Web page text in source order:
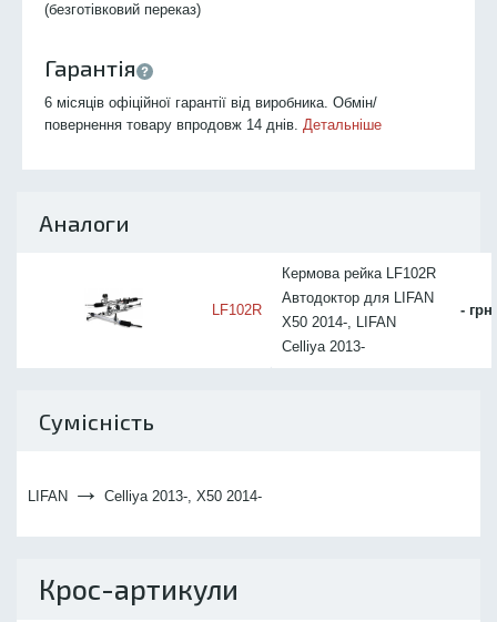
(безготівковий переказ)
Гарантія
6 місяців офіційної гарантії від виробника. Обмін/
повернення товару впродовж 14 днів. Детальніше
Аналоги
LF102R
Кермова рейка LF102R
Автодоктор для LIFAN
X50 2014-, LIFAN
Celliya 2013-
- грн
Сумісність
LIFAN → Celliya 2013-, X50 2014-
Крос-артикули